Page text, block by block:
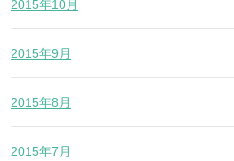
2015年10月
2015年9月
2015年8月
2015年7月